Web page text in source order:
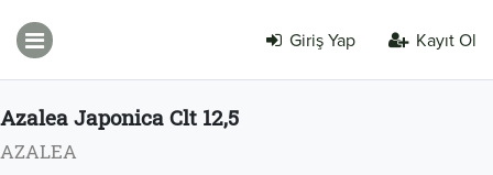
Giriş Yap Kayıt Ol
Azalea Japonica Clt 12,5
AZALEA